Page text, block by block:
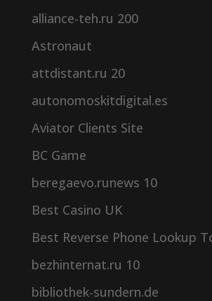
alliance-teh.ru 200
Astronaut
attdistant.ru 20
autonomoskitdigital.es
Aviator Clients Site
BC Game
beregaevo.runews 10
Best Casino UK
Best Reverse Phone Lookup
bezhinternat.ru 10
bibliothek-sundern.de